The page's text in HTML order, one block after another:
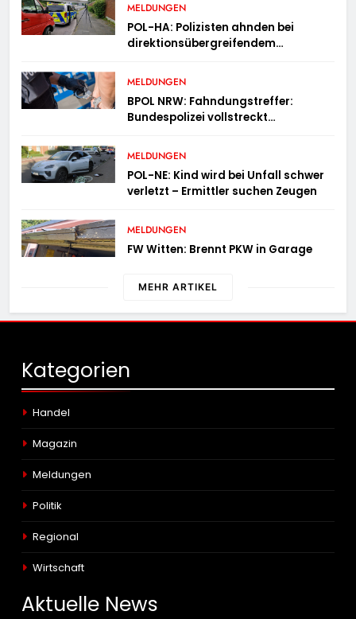
MELDUNGEN
POL-HA: Polizisten ahnden bei
direktionsübergreifendem
MELDUNGEN
BPOL NRW: Fahndungstreffer:
Bundespolizei vollstreckt
MELDUNGEN
POL-NE: Kind wird bei Unfall schwer
verletzt – Ermittler suchen Zeugen
MELDUNGEN
FW Witten: Brennt PKW in Garage
MEHR ARTIKEL
Kategorien
Handel
Magazin
Meldungen
Politik
Regional
Wirtschaft
Aktuelle News